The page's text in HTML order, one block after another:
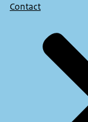
Contact